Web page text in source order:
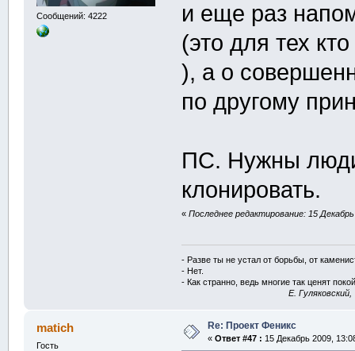
Сообщений: 4222
и еще раз
(это для тех
), а о
по другому
ПС. Нужны люди
клонировать.
«Последнее редактирование: 15
- Разве ты не устал от борьбы, от
- Нет.
- Как странно, ведь многие так ценят
E.
matich
Гость
Re: Проект Феникс
« Ответ #47 : 15 Декабрь 2009,